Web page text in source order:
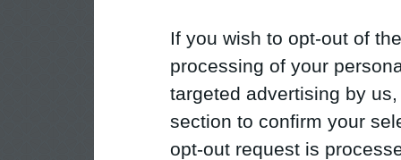
If you wish to opt-out of
processing of your
targeted advertising by
section to confirm your
opt-out request is